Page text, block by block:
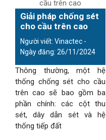
Giải pháp chống sét
cho cầu trên cao
Người viết: Vinactec -
Ngày đăng: 26/11/2024
Thông thường, một hệ
thống chống sét cho cầu
trên cao sẽ bao gồm ba
phần chính: các cột thu
sét, dây dẫn sét và hệ
thống tiếp đất